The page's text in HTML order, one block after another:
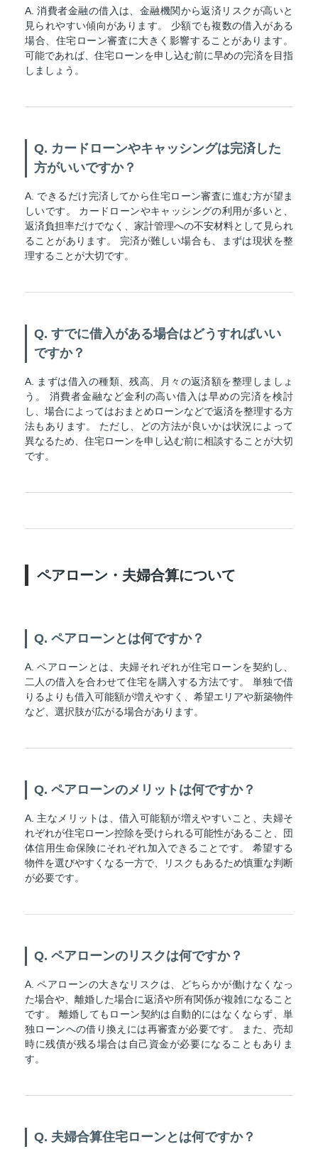
A. 消費者金融の借入は、金融機関から返済リスクが高いと
見られやすい傾向があります。 少額でも複数の借入がある
場合、住宅ローン審査に大きく影響することがあります。
可能であれば、住宅ローンを申し込む前に早めの完済を目指
しましょう。
Q. カードローンやキャッシングは完済した
方がいいですか？
A. できるだけ完済してから住宅ローン審査に進む方が望ま
しいです。 カードローンやキャッシングの利用が多いと、
返済負担率だけでなく、家計管理への不安材料として見られ
ることがあります。 完済が難しい場合も、まずは現状を整
理することが大切です。
Q. すでに借入がある場合はどうすればいい
ですか？
A. まずは借入の種類、残高、月々の返済額を整理しましょ
う。 消費者金融など金利の高い借入は早めの完済を検討
し、場合によってはおまとめローンなどで返済を整理する方
法もあります。 ただし、どの方法が良いかは状況によって
異なるため、住宅ローンを申し込む前に相談することが大切
です。
ペアローン・夫婦合算について
Q. ペアローンとは何ですか？
A. ペアローンとは、夫婦それぞれが住宅ローンを契約し、
二人の借入を合わせて住宅を購入する方法です。 単独で借
りるよりも借入可能額が増えやすく、希望エリアや新築物件
など、選択肢が広がる場合があります。
Q. ペアローンのメリットは何ですか？
A. 主なメリットは、借入可能額が増えやすいこと、夫婦そ
れぞれが住宅ローン控除を受けられる可能性があること、団
体信用生命保険にそれぞれ加入できることです。 希望する
物件を選びやすくなる一方で、リスクもあるため慎重な判断
が必要です。
Q. ペアローンのリスクは何ですか？
A. ペアローンの大きなリスクは、どちらかが働けなくなっ
た場合や、離婚した場合に返済や所有関係が複雑になること
です。 離婚してもローン契約は自動的にはなくならず、単
独ローンへの借り換えには再審査が必要です。 また、売却
時に残債が残る場合は自己資金が必要になることもありま
す。
Q. 夫婦合算住宅ローンとは何ですか？